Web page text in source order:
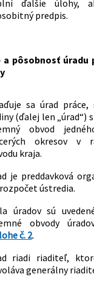
situácie,
výnimočného stavu
republiky
Nariadenie vlády
ktorým sa mení a
vlády Slovenskej
z. o niektorých
sociálnych vecí,
zamestnanosti v
situácie,
výnimočného stavu
súvislosti s
cudzincov na
republiky
konfliktom na
neskorších
Nariadenie vlády
ďalšie úlohy,
predpis.
a pôsobnosť úradu
sa úrad práce,
(ďalej len „úrad“)
obvod
okresov v
kraja.
je preddavková
ústredia.
úradov sú
obvody
č. 2.
riadi riaditeľ,
generálny